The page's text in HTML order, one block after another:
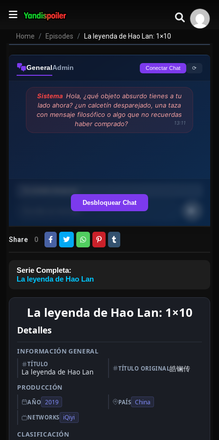
Home Episodes La leyenda de Hao Lan: 1×10
GeneralAdmin Conectar Chat ⟳
Sistema Hola, ¿qué objeto absurdo tienes a tu
lado ahora? ¿un calcetín desparejado, una taza
con mensaje filosófico o algo que no recuerdas
haber comprado?
13:11
Desbloquear Chat
Share 0
Serie Completa:
La leyenda de Hao Lan
La leyenda de Hao Lan: 1×10
Detalles
INFORMACIÓN GENERAL
TÍTULO
La leyenda de Hao Lan TÍTULO ORIGINAL皓镧传
PRODUCCIÓN
AÑO 2019 PAÍS China
NETWORKS iQiyi
CLASIFICACIÓN